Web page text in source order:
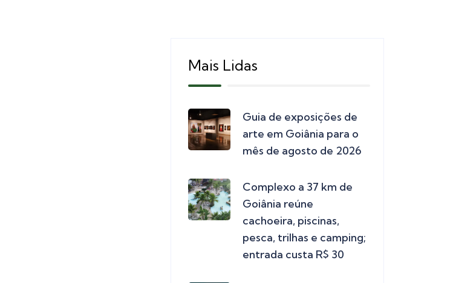
Mais Lidas
Guia de exposições de
arte em Goiânia para o
mês de agosto de 2026
Complexo a 37 km de
Goiânia reúne
cachoeira, piscinas,
pesca, trilhas e camping;
entrada custa R$ 30